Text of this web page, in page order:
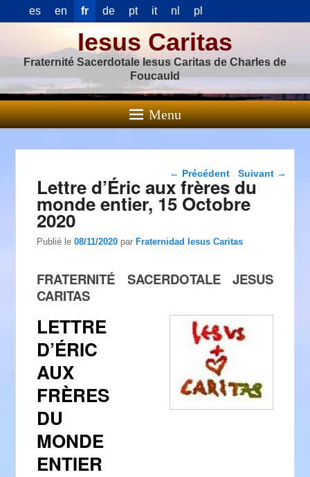
es en fr de pt it nl pl
Iesus Caritas
Fraternité Sacerdotale Iesus Caritas de Charles de
Foucauld
Menu
Navigation dans les
articles
← Précédent Suivant →
Lettre d’Éric aux frères du
monde entier, 15 Octobre
2020
Publié le08/11/2020 parFraternidad Iesus Caritas
FRATERNITÉ SACERDOTALE JESUS
CARITAS
LETTRE
D’ÉRIC
AUX
FRÈRES
DU
MONDE
ENTIER